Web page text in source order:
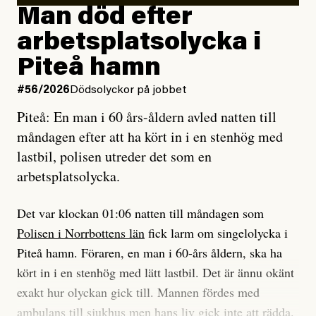
Vad betyder det att vara en röd, grön och oberoende
tidning?
Vad är bra journalistik?
Ett försök till korta svar som jag hoppas kan förtydliga
för Kuhn och Sassarinis-McGowan och andra hur jag
som chefredaktör ser på Dagens ETC:s uppdrag och
roll.
Vi skriver för våra läsare som vill bli informerade,
överraskade, bekräftade, utmanade – och som kräver
att vi granskar allt och alla.
Vi är som sagt en röd, grön och oberoende tidning.
Jag lärde mig renovera
enligt uråldrig metod
och lade min sista ungdom
på att laga en gammal bod.
Jag sökte ljuset och meningen,
efter det som var rent, rätt och sant,
och aldrig såg jag det klarare än
när jag ombord på bussen hjälpte en tant.
#23/2026Intervjun
Jesper Lundby: ”Livet i sig
är ganska politiskt”
Man död efter
arbetsplatsolycka i
Piteå hamn
#56/2026 Dödsolyckor på jobbet
Piteå: En man i 60 års-åldern avled natten till
måndagen efter att ha kört in i en stenhög med
lastbil, polisen utreder det som en
arbetsplatsolycka.
Det var klockan 01:06 natten till måndagen som
Polisen i Norrbottens län fick larm om singelolycka i
Piteå hamn. Föraren, en man i 60-års åldern, ska ha
kört in i en stenhög med lätt lastbil. Det är ännu okänt
exakt hur olyckan gick till. Mannen fördes med
ambulans till sjukhus men hans liv gick inte att rädda.